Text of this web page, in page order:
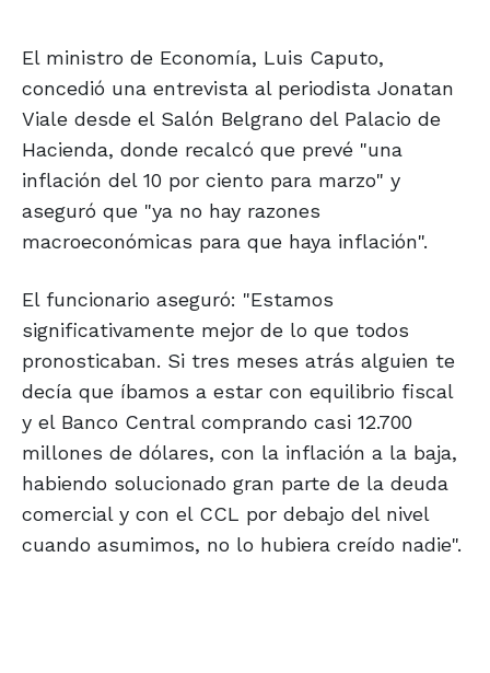
El ministro de Economía, Luis Caputo,
concedió una entrevista al periodista Jonatan
Viale desde el Salón Belgrano del Palacio de
Hacienda, donde recalcó que prevé "una
inflación del 10 por ciento para marzo" y
aseguró que "ya no hay razones
macroeconómicas para que haya inflación".
El funcionario aseguró: "Estamos
significativamente mejor de lo que todos
pronosticaban. Si tres meses atrás alguien te
decía que íbamos a estar con equilibrio fiscal
y el Banco Central comprando casi 12.700
millones de dólares, con la inflación a la baja,
habiendo solucionado gran parte de la deuda
comercial y con el CCL por debajo del nivel
cuando asumimos, no lo hubiera creído nadie".